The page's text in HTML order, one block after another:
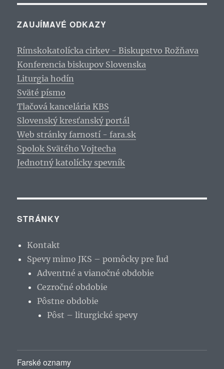
ZAUJÍMAVÉ ODKAZY
Rímskokatolícka cirkev - Biskupstvo Rožňava
Konferencia biskupov Slovenska
Liturgia hodín
Sväté písmo
Tlačová kancelária KBS
Slovenský kresťanský portál
Web stránky farností - fara.sk
Spolok Svätého Vojtecha
Jednotný katolícky spevník
STRÁNKY
Kontakt
Spevy mimo JKS – pomôcky pre ľud
Adventné a vianočné obdobie
Cezročné obdobie
Pôstne obdobie
Pôst – liturgické spevy
Farské oznamy